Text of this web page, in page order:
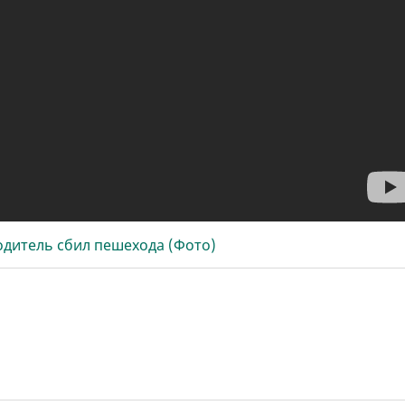
сбил пешехода (Фото)